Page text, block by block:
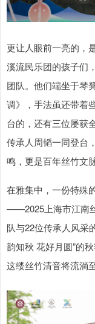
更让人眼前一亮的，
溪流民乐团的孩子们
团队。他们端坐于琴
调》，手法虽还带着
台的，还有三位屡获
传承人周韬一同登台
鸣，更是百年丝竹文
在雅集中，一份特
——2025上海市江南
队与22位传承人风采
韵知秋 花好月圆”的
这缕丝竹清音将流淌